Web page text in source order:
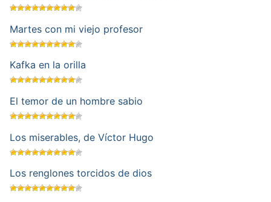
Martes con mi viejo profesor
Kafka en la orilla
El temor de un hombre sabio
Los miserables, de Víctor Hugo
Los renglones torcidos de dios